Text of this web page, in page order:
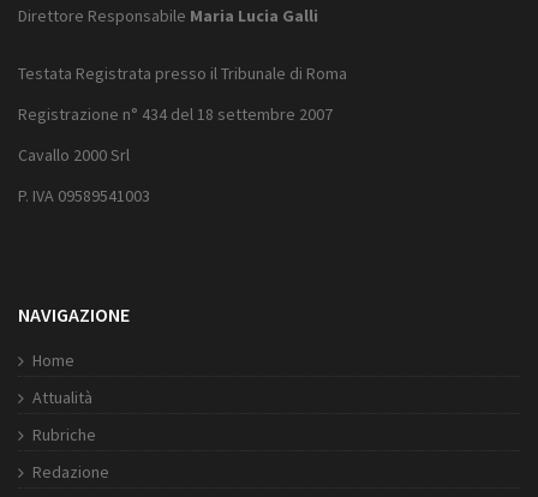
Direttore Responsabile Maria Lucia Galli
Testata Registrata presso il Tribunale di Roma
Registrazione n° 434 del 18 settembre 2007
Cavallo 2000 Srl
P. IVA 09589541003
NAVIGAZIONE
Home
Attualità
Rubriche
Redazione